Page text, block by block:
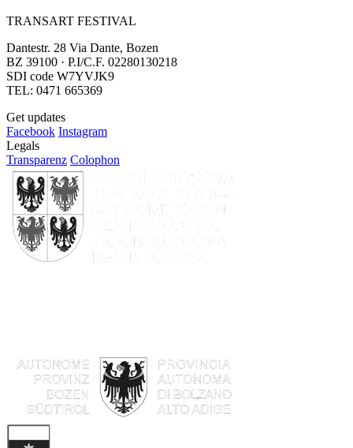
TRANSART FESTIVAL
Dantestr. 28 Via Dante, Bozen
BZ 39100 · P.I/C.F. 02280130218
SDI code W7YVJK9
TEL: 0471 665369
Get updates
Facebook Instagram
Legals
Transparenz Colophon